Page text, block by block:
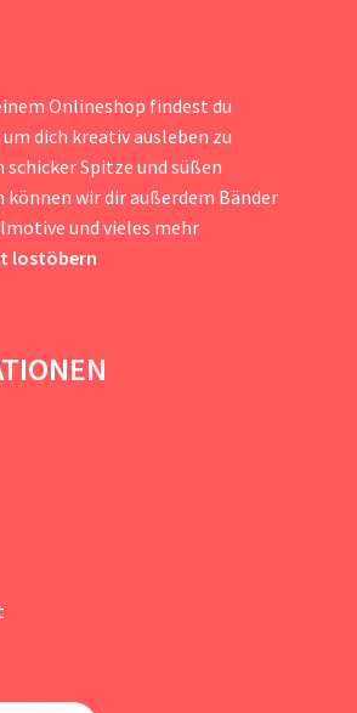
Onlineshop findest du
dich kreativ ausleben zu
schicker Spitze und süßen
wir dir außerdem Bänder
und vieles mehr
lostöbern